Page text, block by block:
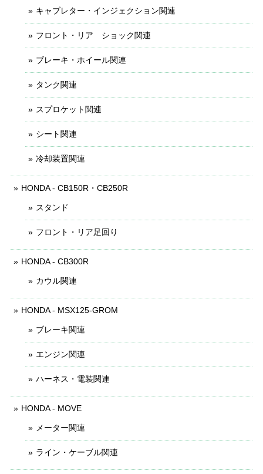
キャブレター・インジェクション関連
フロント・リア ショック関連
ブレーキ・ホイール関連
タンク関連
スプロケット関連
シート関連
冷却装置関連
HONDA - CB150R・CB250R
スタンド
フロント・リア足回り
HONDA - CB300R
カウル関連
HONDA - MSX125-GROM
ブレーキ関連
エンジン関連
ハーネス・電装関連
HONDA - MOVE
メーター関連
ライン・ケーブル関連